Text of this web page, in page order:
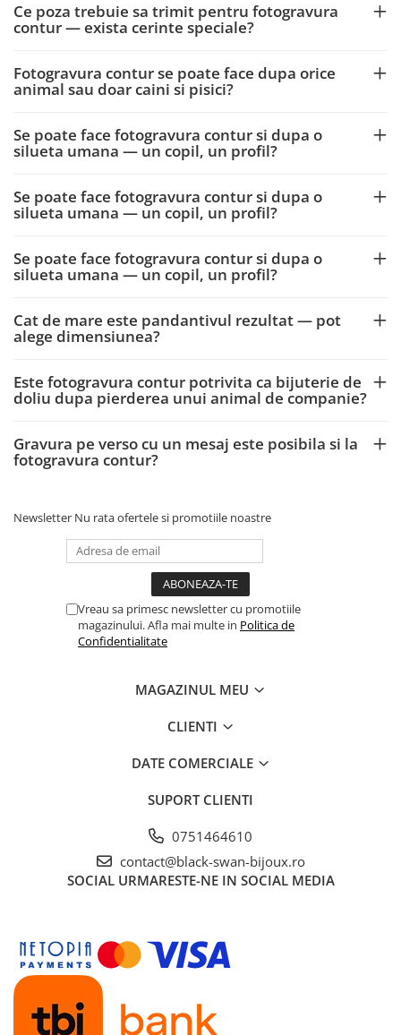
Ce poza trebuie sa trimit pentru fotogravura
contur — exista cerinte speciale?
Fotogravura contur se poate face dupa orice
animal sau doar caini si pisici?
Se poate face fotogravura contur si dupa o
silueta umana — un copil, un profil?
Se poate face fotogravura contur si dupa o
silueta umana — un copil, un profil?
Se poate face fotogravura contur si dupa o
silueta umana — un copil, un profil?
Cat de mare este pandantivul rezultat — pot
alege dimensiunea?
Este fotogravura contur potrivita ca bijuterie de
doliu dupa pierderea unui animal de companie?
Gravura pe verso cu un mesaj este posibila si la
fotogravura contur?
Newsletter Nu rata ofertele si promotiile noastre
Vreau sa primesc newsletter cu promotiile
magazinului. Afla mai multe in Politica de
Confidentialitate
MAGAZINUL MEU
CLIENTI
DATE COMERCIALE
SUPORT CLIENTI
0751464610
contact@black-swan-bijoux.ro
SOCIAL URMARESTE-NE IN SOCIAL MEDIA